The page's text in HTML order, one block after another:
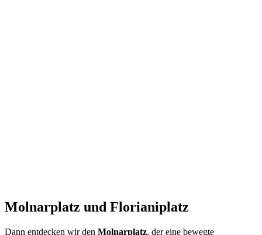
Molnarplatz und Florianiplatz
Dann entdecken wir den Molnarplatz, der eine bewegte